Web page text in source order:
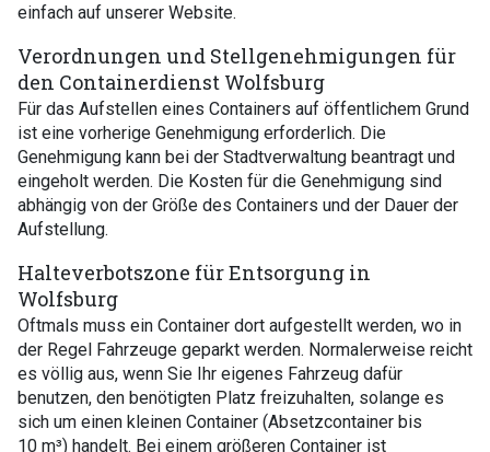
einfach auf unserer Website.
Verordnungen und Stellgenehmigungen für
den Containerdienst Wolfsburg
Für das Aufstellen eines Containers auf öffentlichem Grund
ist eine vorherige Genehmigung erforderlich. Die
Genehmigung kann bei der Stadtverwaltung beantragt und
eingeholt werden. Die Kosten für die Genehmigung sind
abhängig von der Größe des Containers und der Dauer der
Aufstellung.
Halteverbotszone für Entsorgung in
Wolfsburg
Oftmals muss ein Container dort aufgestellt werden, wo in
der Regel Fahrzeuge geparkt werden. Normalerweise reicht
es völlig aus, wenn Sie Ihr eigenes Fahrzeug dafür
benutzen, den benötigten Platz freizuhalten, solange es
sich um einen kleinen Container (Absetzcontainer bis
10 m³) handelt. Bei einem größeren Container ist